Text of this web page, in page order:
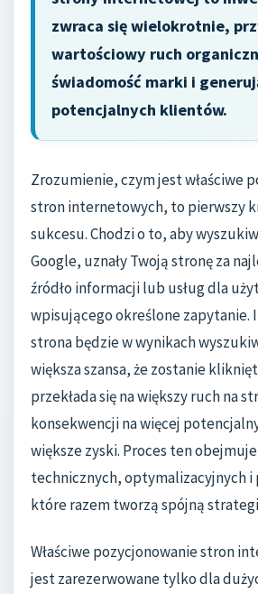
zwraca się wielokrotnie,
wartościowy ruch
świadomość marki i
potencjalnych klientów.
Zrozumienie, czym jest właściwe
stron internetowych, to pierwszy
sukcesu. Chodzi o to, aby
Google, uznały Twoją stronę za
źródło informacji lub usług dla
wpisującego określone zapytanie.
strona będzie w wynikach
większa szansa, że zostanie
przekłada się na większy ruch na
konsekwencji na więcej
większe zyski. Proces ten obejmuje
technicznych, optymalizacyjnych i
które razem tworzą spójną
Właściwe pozycjonowanie stron
jest zarezerwowane tylko dla